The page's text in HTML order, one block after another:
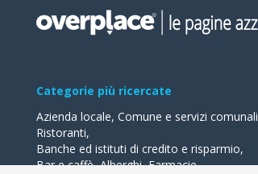
Categorie più ricercate
Azienda locale, Comune e servizi comunali
Ristoranti,
Banche ed istituti di credito e risparmio,
Bar e caffè,Alberghi,Farmacie,